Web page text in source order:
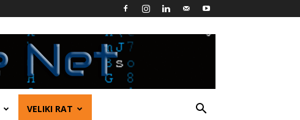
VELIKI RAT